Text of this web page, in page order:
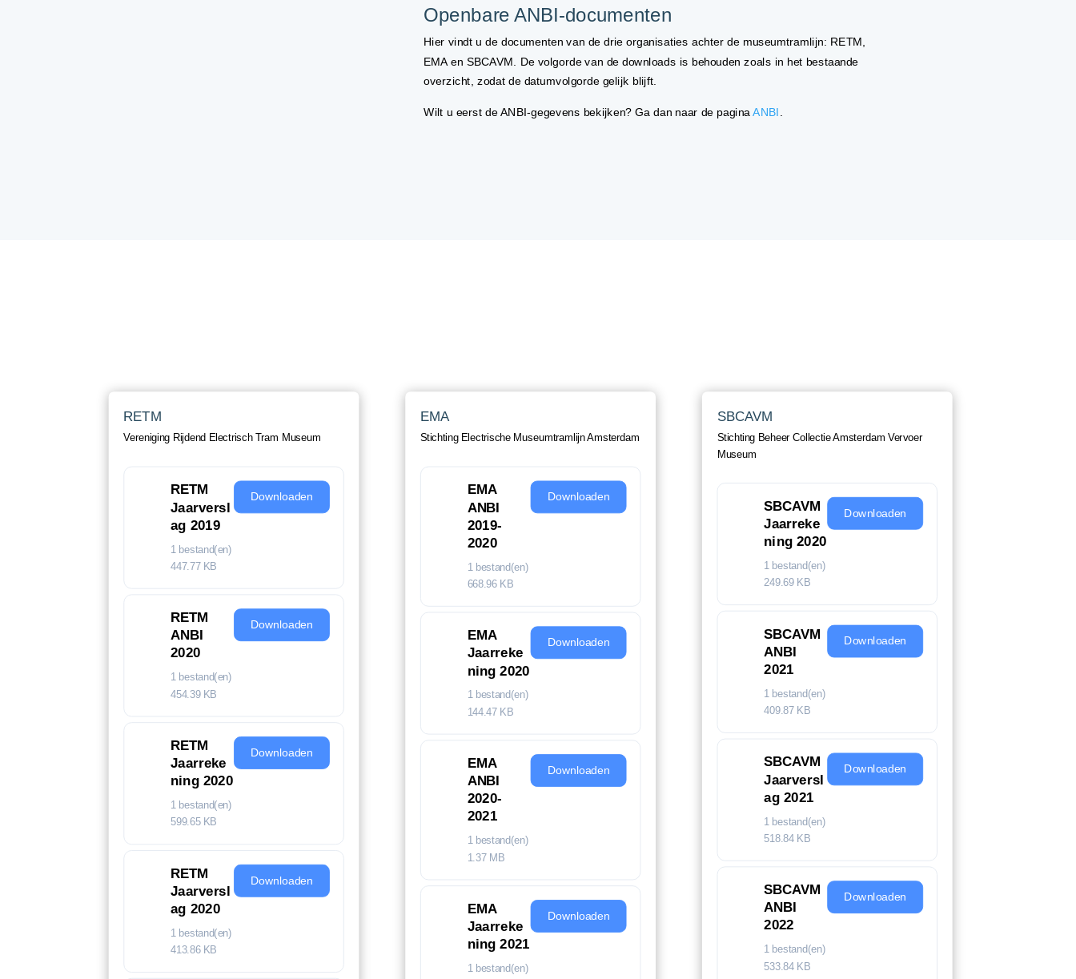
Openbare ANBI-documenten
Hier vindt u de documenten van de drie organisaties achter de museumtramlijn: RETM,
EMA en SBCAVM. De volgorde van de downloads is behouden zoals in het bestaande
overzicht, zodat de datumvolgorde gelijk blijft.
Wilt u eerst de ANBI-gegevens bekijken? Ga dan naar de paginaANBI.
RETM
Vereniging Rijdend Electrisch Tram Museum
RETM
Jaarversl
ag 2019
1 bestand(en)
447.77 KB
Downloaden
RETM
ANBI
2020
1 bestand(en)
454.39 KB
Downloaden
RETM
Jaarreke
ning 2020
1 bestand(en)
599.65 KB
Downloaden
RETM
Jaarversl
ag 2020
1 bestand(en)
413.86 KB
Downloaden
EMA
Stichting Electrische Museumtramlijn Amsterdam
EMA
ANBI
2019-
2020
1 bestand(en)
668.96 KB
Downloaden
EMA
Jaarreke
ning 2020
1 bestand(en)
144.47 KB
Downloaden
EMA
ANBI
2020-
2021
1 bestand(en)
1.37 MB
Downloaden
EMA
Jaarreke
ning 2021
1 bestand(en)
Downloaden
SBCAVM
Stichting Beheer Collectie Amsterdam Vervoer
Museum
SBCAVM
Jaarreke
ning 2020
1 bestand(en)
249.69 KB
Downloaden
SBCAVM
ANBI
2021
1 bestand(en)
409.87 KB
Downloaden
SBCAVM
Jaarversl
ag 2021
1 bestand(en)
518.84 KB
Downloaden
SBCAVM
ANBI
2022
1 bestand(en)
533.84 KB
Downloaden